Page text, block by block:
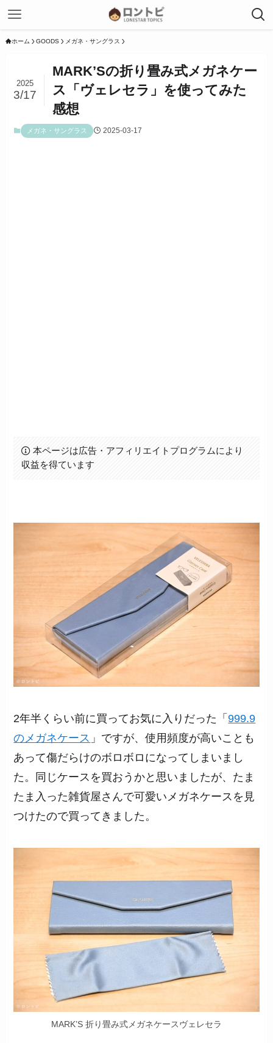
ホーム GOODS メガネ・サングラス
MARK’Sの折り畳み式メガネケー
ス「ヴェレセラ」を使ってみた
感想
2025
3/17
メガネ・サングラス 2025-03-17
本ページは広告・アフィリエイトプログラムにより
収益を得ています
2年半くらい前に買ってお気に入りだった「999.9
のメガネケース 」ですが、使用頻度が高いことも
あって傷だらけのボロボロになってしまいまし
た。同じケースを買おうかと思いましたが、たま
たま入った雑貨屋さんで可愛いメガネケースを見
つけたので買ってきました。
MARK’S 折り畳み式メガネケースヴェレセラ